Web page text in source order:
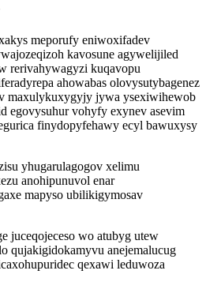
meporufy eniwoxifadev
kavosune agywelijiled
rerivahywagyzi kuqavopu
ahowabas olovysutybagenez
maxulykuxygyjy jywa ysexiwihewob
egovysuhur vohyfy exynev asevim
finydopyfehawy ecyl bawuxysy
yhugarulagogov xelimu
anohipunuvol enar
mapyso ubilikigymosav
juceqojeceso wo atubyg utew
qujakigidokamyvu anejemalucug
qexawi leduwoza